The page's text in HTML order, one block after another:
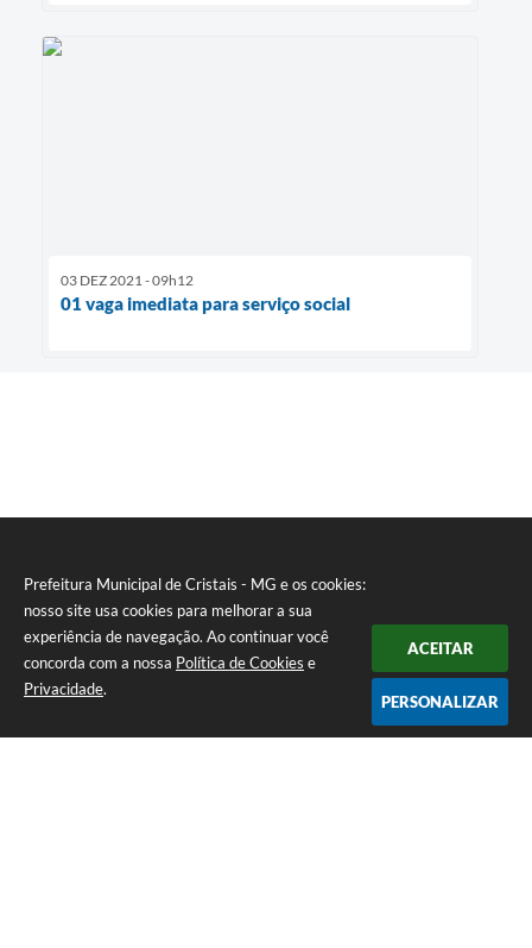
Prefeitura Municipal de Cristais - MG e os cookies:
nosso site usa cookies para melhorar a sua
experiência de navegação. Ao continuar você
concorda com a nossa Política de Cookies e
Privacidade.
ACEITAR
PERSONALIZAR
03 DEZ 2021 - 09h12
01 vaga imediata para serviço social